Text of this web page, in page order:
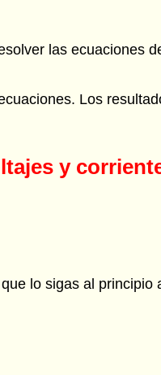
las ecuaciones
Los
y
lo sigas al